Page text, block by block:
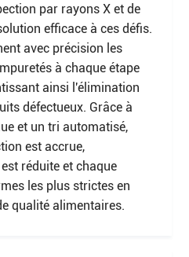
par rayons X et de
efficace à ces défis.
avec précision les
à chaque étape
ainsi l'élimination
défectueux. Grâce à
et un tri automatisé,
est accrue,
réduite et chaque
les plus strictes en
qualité alimentaires.